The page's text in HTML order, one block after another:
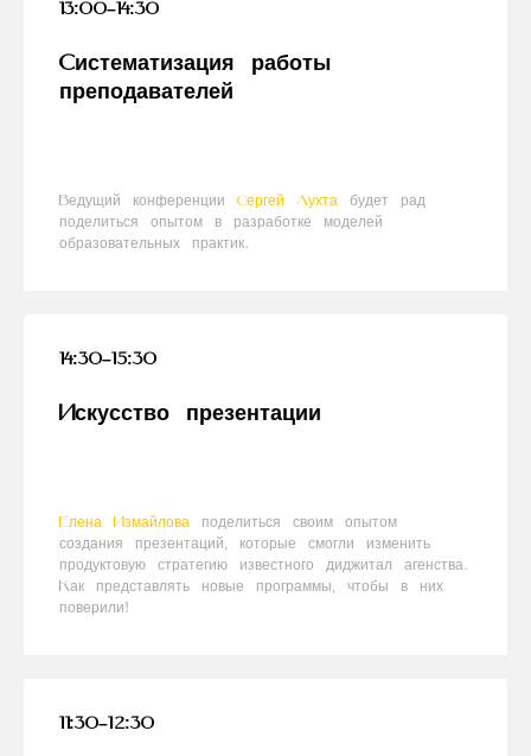
13:00–14:30
Систематизация работы
преподавателей
Ведущий конференции Сергей Лухта будет рад
поделиться опытом в разработке моделей
образовательных практик.
14:30–15:30
Искусство презентации
Елена Измайлова поделиться своим опытом
создания презентаций, которые смогли изменить
продуктовую стратегию известного диджитал агенства.
Как представлять новые программы, чтобы в них
поверили!
11:30–12:30